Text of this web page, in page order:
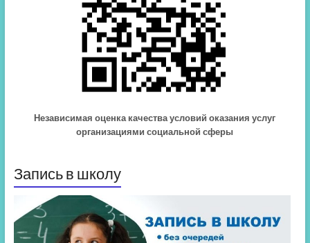
Независимая оценка качества условий оказания услуг
организациями социальной сферы
Запись в школу